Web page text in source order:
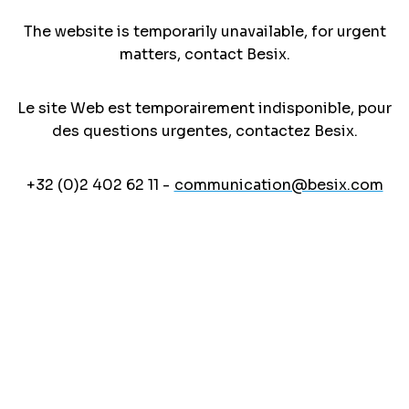
The website is temporarily unavailable, for urgent
matters, contact Besix.
Le site Web est temporairement indisponible, pour
des questions urgentes, contactez Besix.
+32 (0)2 402 62 11 - communication@besix.com